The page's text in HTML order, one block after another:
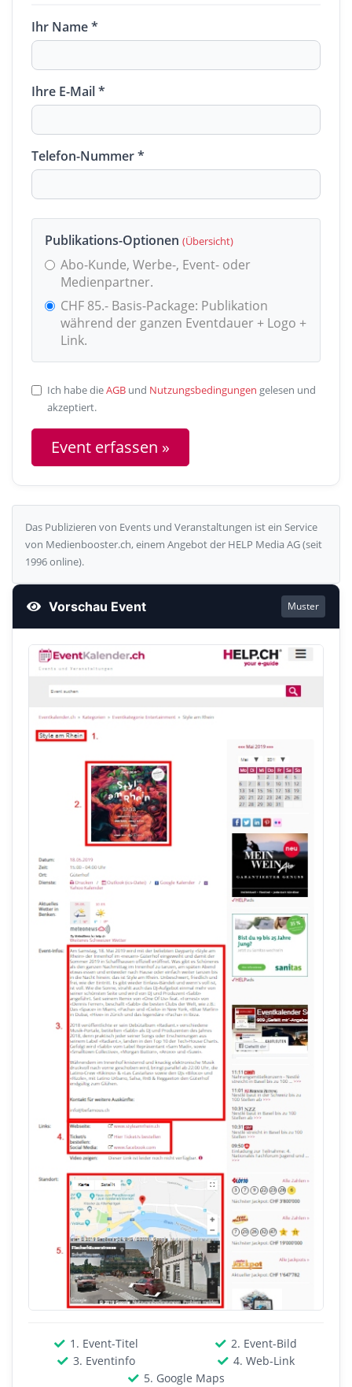
Ihr Name *
Ihre E-Mail *
Telefon-Nummer *
Publikations-Optionen (Übersicht)
Abo-Kunde, Werbe-, Event- oder
Medienpartner.
CHF 85.- Basis-Package: Publikation
während der ganzen Eventdauer + Logo +
Link.
Ich habe dieAGB und Nutzungsbedingungen gelesen und
akzeptiert.
Das Publizieren von Events und Veranstaltungen ist ein Service
von Medienbooster.ch, einem Angebot der HELP Media AG (seit
1996 online).
Vorschau Event Muster
1. Event-Titel
2. Event-Bild
3. Eventinfo
4. Web-Link
5. Google Maps